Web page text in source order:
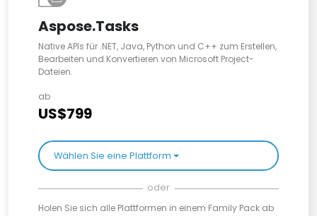
Aspose.Tasks
Native APIs für .NET, Java, Python und C++ zum Erstellen,
Bearbeiten und Konvertieren von Microsoft Project-
Dateien.
ab
US$799
Wählen Sie eine Plattform
oder
Holen Sie sich alle Plattformen in einem Family Pack ab